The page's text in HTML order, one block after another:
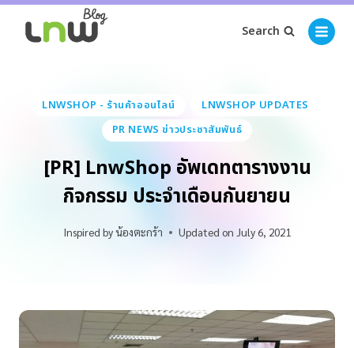
Search
LNWSHOP - ร้านค้าออนไลน์
LNWSHOP UPDATES
PR NEWS ข่าวประชาสัมพันธ์
[PR] LnwShop อัพเดทตารางงาน
กิจกรรม ประจำเดือนกันยายน
Inspired by น้องตะกร้า Updated on July 6, 2021